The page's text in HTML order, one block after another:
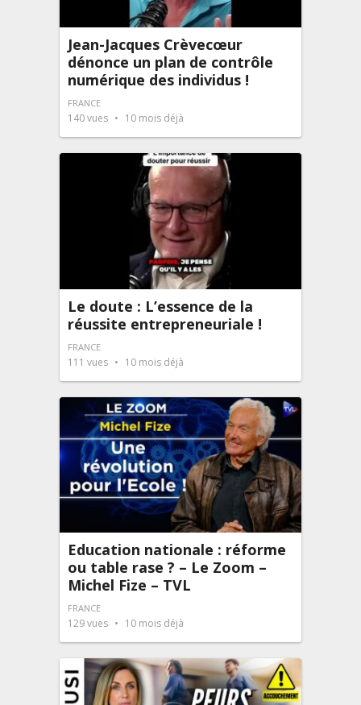
Jean-Jacques Crèvecœur
dénonce un plan de contrôle
numérique des individus !
FRANCE
140vues 10 mois déjà
Le doute : L’essence de la
réussite entrepreneuriale !
FRANCE
111 vues 10 mois déjà
Education nationale : réforme
ou table rase ? – Le Zoom –
Michel Fize – TVL
FRANCE
129vues 10 mois déjà